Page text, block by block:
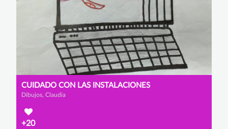
CUIDADO CON LAS INSTALACIONES
Dibujos, Claudia
+20